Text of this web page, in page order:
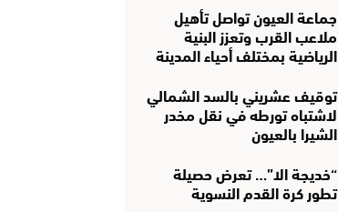
جماعة العيون تواصل تأهيل
ملاعب القرب وتعزز البنية
الرياضية بمختلف أحياء المدينة
توقيف عشريني بالسد الشمالي
لاشتباه تورطه في نقل مخدر
الشيرا بالعيون
“خديجة الا”… تعرض حصيلة
تطور كرة القدم النسوية